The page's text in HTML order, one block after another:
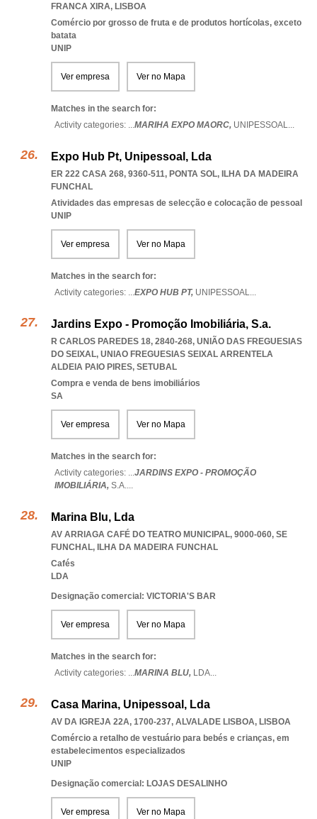
FRANCA XIRA, LISBOA
Comércio por grosso de fruta e de produtos hortícolas, exceto
batata
UNIP
Ver empresa Ver no Mapa
Matches in the search for:
Activity categories: ...MARIHA EXPO MAORC, UNIPESSOAL...
Expo Hub Pt, Unipessoal, Lda
ER 222 CASA 268, 9360-511, PONTA SOL, ILHA DA MADEIRA
FUNCHAL
Atividades das empresas de selecção e colocação de pessoal
UNIP
Ver empresa Ver no Mapa
Matches in the search for:
Activity categories: ...EXPO HUB PT, UNIPESSOAL...
Jardins Expo - Promoção Imobiliária, S.a.
R CARLOS PAREDES 18, 2840-268, UNIÃO DAS FREGUESIAS
DO SEIXAL, UNIAO FREGUESIAS SEIXAL ARRENTELA
ALDEIA PAIO PIRES, SETUBAL
Compra e venda de bens imobiliários
SA
Ver empresa Ver no Mapa
Matches in the search for:
Activity categories: ...JARDINS EXPO - PROMOÇÃO
IMOBILIÁRIA, S.A....
Marina Blu, Lda
AV ARRIAGA CAFÉ DO TEATRO MUNICIPAL, 9000-060, SE
FUNCHAL, ILHA DA MADEIRA FUNCHAL
Cafés
LDA
Designação comercial: VICTORIA'S BAR
Ver empresa Ver no Mapa
Matches in the search for:
Activity categories: ...MARINA BLU, LDA...
Casa Marina, Unipessoal, Lda
AV DA IGREJA 22A, 1700-237, ALVALADE LISBOA, LISBOA
Comércio a retalho de vestuário para bebés e crianças, em
estabelecimentos especializados
UNIP
Designação comercial: LOJAS DESALINHO
Ver empresa Ver no Mapa